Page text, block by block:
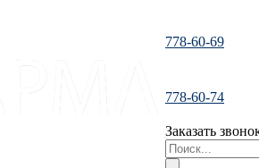
778-60-69
778-60-74
Заказать